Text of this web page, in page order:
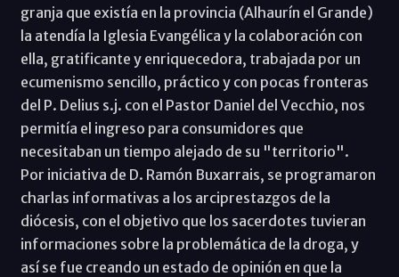
granja que existía en la provincia (Alhaurín el Grande)
la atendía la Iglesia Evangélica y la colaboración con
ella, gratificante y enriquecedora, trabajada por un
ecumenismo sencillo, práctico y con pocas fronteras
del P. Delius s.j. con el Pastor Daniel del Vecchio, nos
permitía el ingreso para consumidores que
necesitaban un tiempo alejado de su "territorio".
Por iniciativa de D. Ramón Buxarrais, se programaron
charlas informativas a los arciprestazgos de la
diócesis, con el objetivo que los sacerdotes tuvieran
informaciones sobre la problemática de la droga, y
así se fue creando un estado de opinión en que la